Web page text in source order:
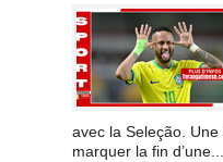
avec la Seleção.
marquer la fin d’une...